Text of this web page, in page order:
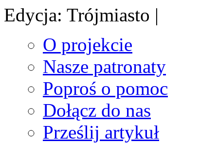
Edycja: Trójmiasto |
O projekcie
Nasze patronaty
Poproś o pomoc
Dołącz do nas
Prześlij artykuł